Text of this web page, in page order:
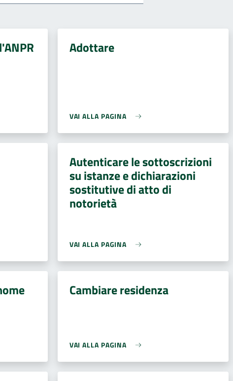
Adottare
VAI ALLA PAGINA
Autenticare le sottoscrizioni
su istanze e dichiarazioni
sostitutive di atto di
notorietà
VAI ALLA PAGINA
Cambiare residenza
VAI ALLA PAGINA